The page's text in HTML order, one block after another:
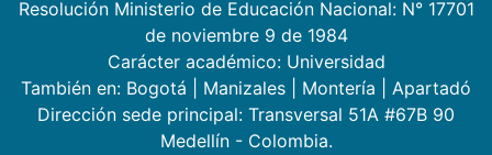
Resolución Ministerio de Educación Nacional: N° 17701
de noviembre 9 de 1984
Carácter académico: Universidad
También en: Bogotá Manizales Montería
Apartadó
Dirección sede principal: Transversal 51A #67B 90
Medellín - Colombia.